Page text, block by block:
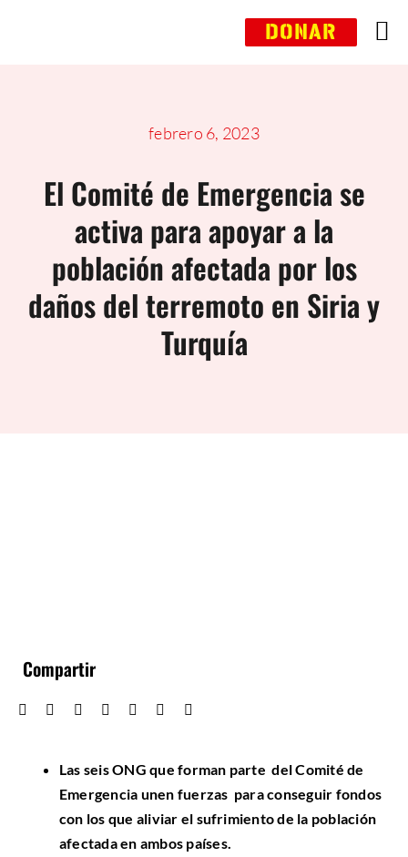
DONAR
febrero 6, 2023
El Comité de Emergencia se
activa para apoyar a la
población afectada por los
daños del terremoto en Siria y
Turquía
Compartir
Las seis ONG que forman parte del Comité de
Emergencia unen fuerzas para conseguir fondos
con los que aliviar el sufrimiento de la población
afectada en ambos países.